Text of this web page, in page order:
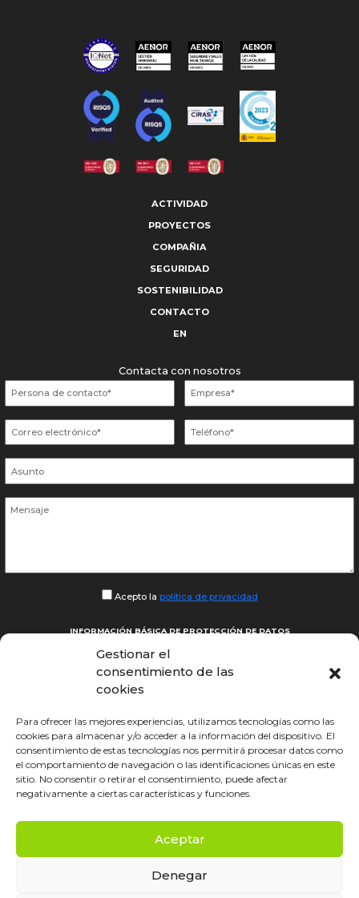
Gestionar el
consentimiento de las
cookies
Para ofrecer las mejores experiencias, utilizamos tecnologías como las
cookies para almacenar y/o acceder a la información del dispositivo. El
consentimiento de estas tecnologías nos permitirá procesar datos como
el comportamiento de navegación o las identificaciones únicas en este
sitio. No consentir o retirar el consentimiento, puede afectar
negativamente a ciertas características y funciones.
Aceptar
Denegar
ACTIVIDAD
PROYECTOS
COMPAÑIA
SEGURIDAD
SOSTENIBILIDAD
CONTACTO
EN
Contacta con nosotros
Acepto la política de privacidad
INFORMACIÓN BÁSICA DE PROTECCIÓN DE DATOS
Responsable del tratamiento:
únicamente para gestionar las consultas planteadas.
Legitimación del tratamiento:
Destinatarios:SYNEOX y prestadores de servicio.
Derechos:derecho a retirar el consentimiento en cualquier momento. Derecho de acceso,
rectificación, portabilidad y supresión de sus datos y a la limitación u oposición a su
tratamiento.
Datos de contacto para ejercer sus derechos:dpd.syneox@syneox.com